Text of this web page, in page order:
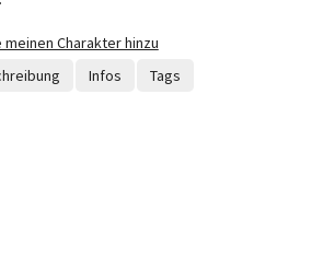
meinen Charakter hinzu
Infos Tags